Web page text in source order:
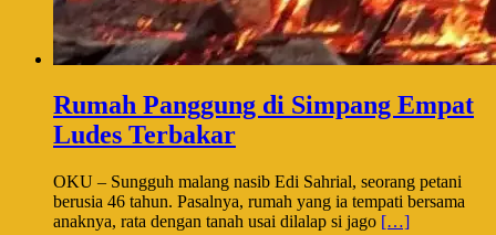
Rumah Panggung di Simpang Empat
Ludes Terbakar
OKU – Sungguh malang nasib Edi Sahrial, seorang petani
berusia 46 tahun. Pasalnya, rumah yang ia tempati bersama
anaknya, rata dengan tanah usai dilalap si jago […]